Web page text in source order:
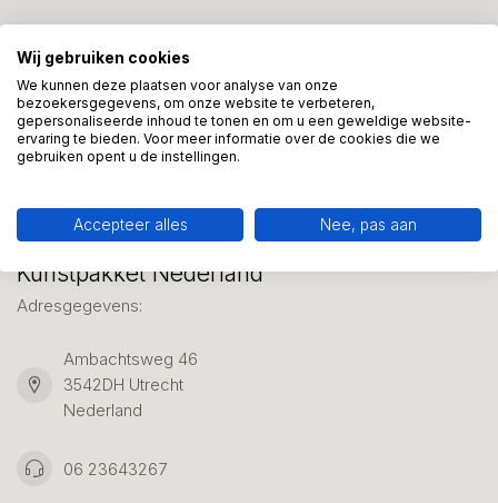
We helpen graag met uw keuze of geven advies, bel of app
ons 7 dagen per week: 06-23643267
Klantenservice
Kunstpakket Nederland
Adresgegevens:
Ambachtsweg 46
3542DH Utrecht
Nederland
06 23643267
Wij gebruiken cookies
We kunnen deze plaatsen voor analyse van onze
bezoekersgegevens, om onze website te verbeteren,
gepersonaliseerde inhoud te tonen en om u een geweldige website-
ervaring te bieden. Voor meer informatie over de cookies die we
gebruiken opent u de instellingen.
Accepteer alles Nee, pas aan